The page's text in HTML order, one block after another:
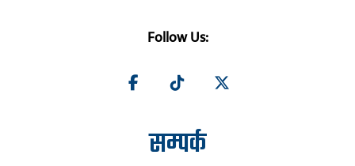
Follow Us:
सम्पर्क